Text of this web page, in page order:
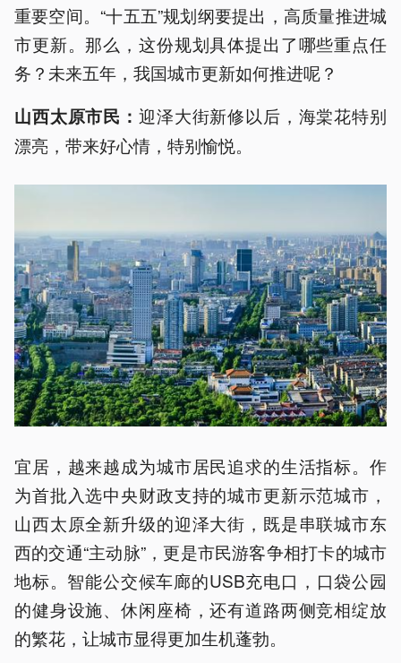
重要空间。“十五五”规划纲要提出，高质量推进城
市更新。那么，这份规划具体提出了哪些重点任
务？未来五年，我国城市更新如何推进呢？
山西太原市民： 迎泽大街新修以后，海棠花特别
漂亮，带来好心情，特别愉悦。
宜居，越来越成为城市居民追求的生活指标。作
为首批入选中央财政支持的城市更新示范城市，
山西太原全新升级的迎泽大街，既是串联城市东
西的交通“主动脉”，更是市民游客争相打卡的城市
地标。智能公交候车廊的USB充电口，口袋公园
的健身设施、休闲座椅，还有道路两侧竞相绽放
的繁花，让城市显得更加生机蓬勃。